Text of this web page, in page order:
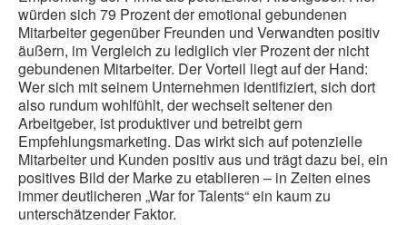
würden sich 79 Prozent der emotional gebundenen
Mitarbeiter gegenüber Freunden und Verwandten positiv
äußern, im Vergleich zu lediglich vier Prozent der nicht
gebundenen Mitarbeiter. Der Vorteil liegt auf der Hand:
Wer sich mit seinem Unternehmen identifiziert, sich dort
also rundum wohlfühlt, der wechselt seltener den
Arbeitgeber, ist produktiver und betreibt gern
Empfehlungsmarketing. Das wirkt sich auf potenzielle
Mitarbeiter und Kunden positiv aus und trägt dazu bei, ein
positives Bild der Marke zu etablieren – in Zeiten eines
immer deutlicheren „War for Talents“ ein kaum zu
unterschätzender Faktor.